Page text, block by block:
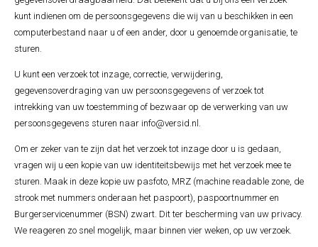
kunt indienen om de persoonsgegevens die wij van u beschikken in een
computerbestand naar u of een ander, door u genoemde organisatie, te
sturen.
U kunt een verzoek tot inzage, correctie, verwijdering,
gegevensoverdraging van uw persoonsgegevens of verzoek tot
intrekking van uw toestemming of bezwaar op de verwerking van uw
persoonsgegevens sturen naar info@versid.nl.
Om er zeker van te zijn dat het verzoek tot inzage door u is gedaan,
vragen wij u een kopie van uw identiteitsbewijs met het verzoek mee te
sturen. Maak in deze kopie uw pasfoto, MRZ (machine readable zone, de
strook met nummers onderaan het paspoort), paspoortnummer en
Burgerservicenummer (BSN) zwart. Dit ter bescherming van uw privacy.
We reageren zo snel mogelijk, maar binnen vier weken, op uw verzoek.